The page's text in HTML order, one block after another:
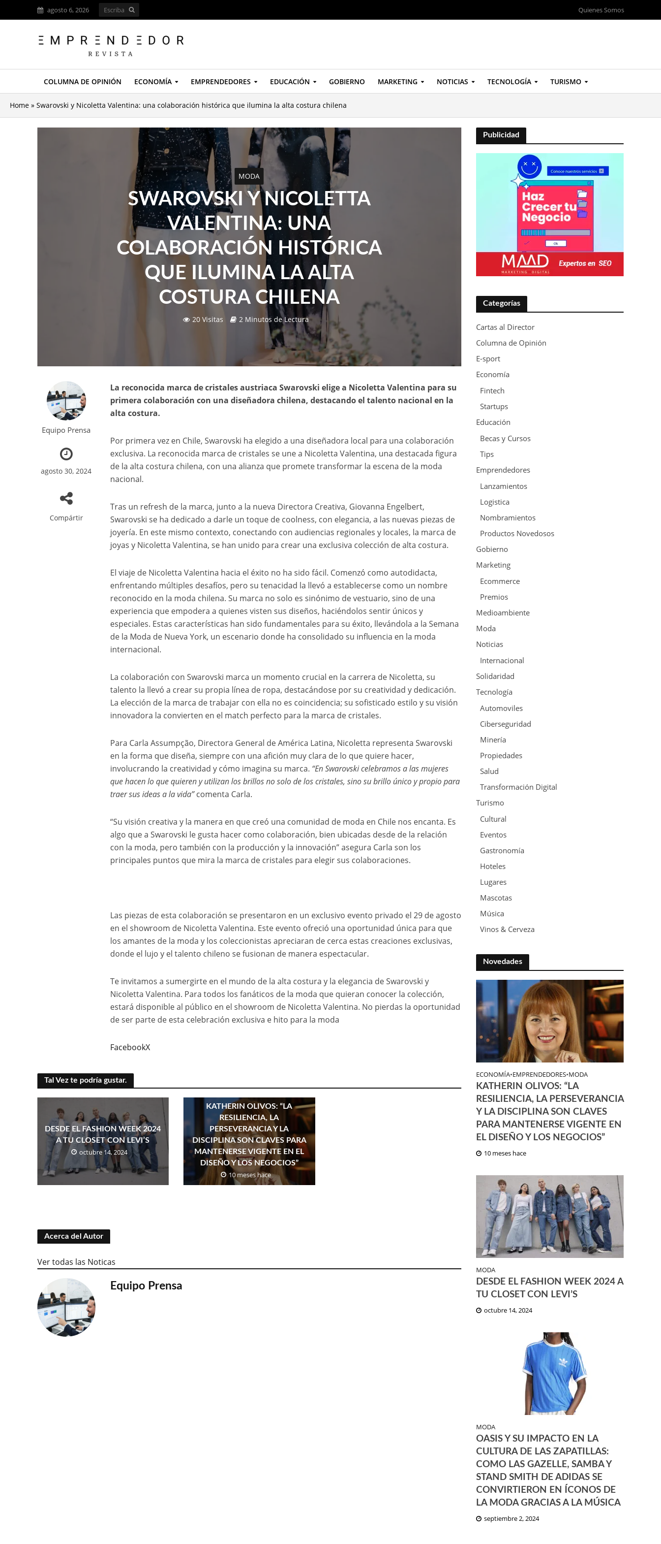
agosto 6, 2026 Quienes Somos
COLUMNA DE OPINIÓN ECONOMÍA EMPRENDEDORES EDUCACIÓN GOBIERNO MARKETING NOTICIAS TECNOLOGÍA TURISMO
Home » Swarovski y Nicoletta Valentina: una colaboración histórica que ilumina la alta costura chilena
MODA
SWAROVSKI Y NICOLETTA
VALENTINA: UNA
COLABORACIÓN HISTÓRICA
QUE ILUMINA LA ALTA
COSTURA CHILENA
20 Visitas 2 Minutos de Lectura
Equipo Prensa
agosto 30, 2024
Compártir
La reconocida marca de cristales austriaca Swarovski elige a Nicoletta Valentina para su
primera colaboración con una diseñadora chilena, destacando el talento nacional en la
alta costura.
Por primera vez en Chile, Swarovski ha elegido a una diseñadora local para una colaboración
exclusiva. La reconocida marca de cristales se une a Nicoletta Valentina, una destacada figura
de la alta costura chilena, con una alianza que promete transformar la escena de la moda
nacional.
Tras un refresh de la marca, junto a la nueva Directora Creativa, Giovanna Engelbert,
Swarovski se ha dedicado a darle un toque de coolness, con elegancia, a las nuevas piezas de
joyería. En este mismo contexto, conectando con audiencias regionales y locales, la marca de
joyas y Nicoletta Valentina, se han unido para crear una exclusiva colección de alta costura.
El viaje de Nicoletta Valentina hacia el éxito no ha sido fácil. Comenzó como autodidacta,
enfrentando múltiples desafíos, pero su tenacidad la llevó a establecerse como un nombre
reconocido en la moda chilena. Su marca no solo es sinónimo de vestuario, sino de una
experiencia que empodera a quienes visten sus diseños, haciéndolos sentir únicos y
especiales. Estas características han sido fundamentales para su éxito, llevándola a la Semana
de la Moda de Nueva York, un escenario donde ha consolidado su influencia en la moda
internacional.
La colaboración con Swarovski marca un momento crucial en la carrera de Nicoletta, su
talento la llevó a crear su propia línea de ropa, destacándose por su creatividad y dedicación.
La elección de la marca de trabajar con ella no es coincidencia; su sofisticado estilo y su visión
innovadora la convierten en el match perfecto para la marca de cristales.
Para Carla Assumpção, Directora General de América Latina, Nicoletta representa Swarovski
en la forma que diseña, siempre con una afición muy clara de lo que quiere hacer,
involucrando la creatividad y cómo imagina su marca. “En Swarovski celebramos a las mujeres
que hacen lo que quieren y utilizan los brillos no solo de los cristales, sino su brillo único y propio para
traer sus ideas a la vida”comenta Carla.
“Su visión creativa y la manera en que creó una comunidad de moda en Chile nos encanta. Es
algo que a Swarovski le gusta hacer como colaboración, bien ubicadas desde de la relación
con la moda, pero también con la producción y la innovación” asegura Carla son los
principales puntos que mira la marca de cristales para elegir sus colaboraciones.
Las piezas de esta colaboración se presentaron en un exclusivo evento privado el 29 de agosto
en el showroom de Nicoletta Valentina. Este evento ofreció una oportunidad única para que
los amantes de la moda y los coleccionistas apreciaran de cerca estas creaciones exclusivas,
donde el lujo y el talento chileno se fusionan de manera espectacular.
Te invitamos a sumergirte en el mundo de la alta costura y la elegancia de Swarovski y
Nicoletta Valentina. Para todos los fanáticos de la moda que quieran conocer la colección,
estará disponible al público en el showroom de Nicoletta Valentina. No pierdas la oportunidad
de ser parte de esta celebración exclusiva e hito para la moda
FacebookX
Tal Vez te podría gustar.
DESDE EL FASHION WEEK 2024
A TU CLOSET CON LEVI’S
octubre 14, 2024
KATHERIN OLIVOS: “LA
RESILIENCIA, LA
PERSEVERANCIA Y LA
DISCIPLINA SON CLAVES PARA
MANTENERSE VIGENTE EN EL
DISEÑO Y LOS NEGOCIOS”
10 meses hace
Acerca del Autor
Ver todas las Noticas
Equipo Prensa
Publicidad
Categorías
Cartas al Director
Columna de Opinión
E-sport
Economía
Fintech
Startups
Educación
Becas y Cursos
Tips
Emprendedores
Lanzamientos
Logistica
Nombramientos
Productos Novedosos
Gobierno
Marketing
Ecommerce
Premios
Medioambiente
Moda
Noticias
Internacional
Solidaridad
Tecnología
Automoviles
Ciberseguridad
Minería
Propiedades
Salud
Transformación Digital
Turismo
Cultural
Eventos
Gastronomía
Hoteles
Lugares
Mascotas
Música
Vinos & Cerveza
Novedades
ECONOMÍA•EMPRENDEDORES•MODA
KATHERIN OLIVOS: “LA
RESILIENCIA, LA PERSEVERANCIA
Y LA DISCIPLINA SON CLAVES
PARA MANTENERSE VIGENTE EN
EL DISEÑO Y LOS NEGOCIOS”
10 meses hace
MODA
DESDE EL FASHION WEEK 2024 A
TU CLOSET CON LEVI’S
octubre 14, 2024
MODA
OASIS Y SU IMPACTO EN LA
CULTURA DE LAS ZAPATILLAS:
COMO LAS GAZELLE, SAMBA Y
STAND SMITH DE ADIDAS SE
CONVIRTIERON EN ÍCONOS DE
LA MODA GRACIAS A LA MÚSICA
septiembre 2, 2024